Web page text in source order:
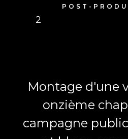
POST-
2
Montage d'une
onzième
campagne